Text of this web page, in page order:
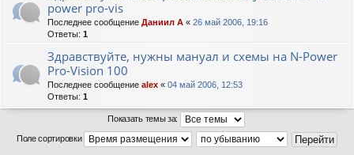
power pro-vis
Последнее сообщение Даниил А « 26 май 2006, 19:16
Ответы: 1
Здравствуйте, нужны мануал и схемы на N-Power
Pro-Vision 100
Последнее сообщение alex « 04 май 2006, 12:53
Ответы: 1
Показать темы за:
Поле сортировки